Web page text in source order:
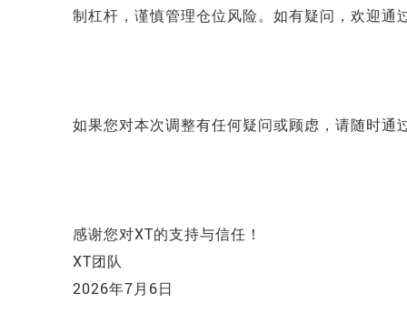
制杠杆，谨慎管理仓位风险。如有疑问，欢迎
如果您对本次调整有任何疑问或顾虑，请随时
感谢您对XT的支持与信任！
XT团队
2026年7月6日